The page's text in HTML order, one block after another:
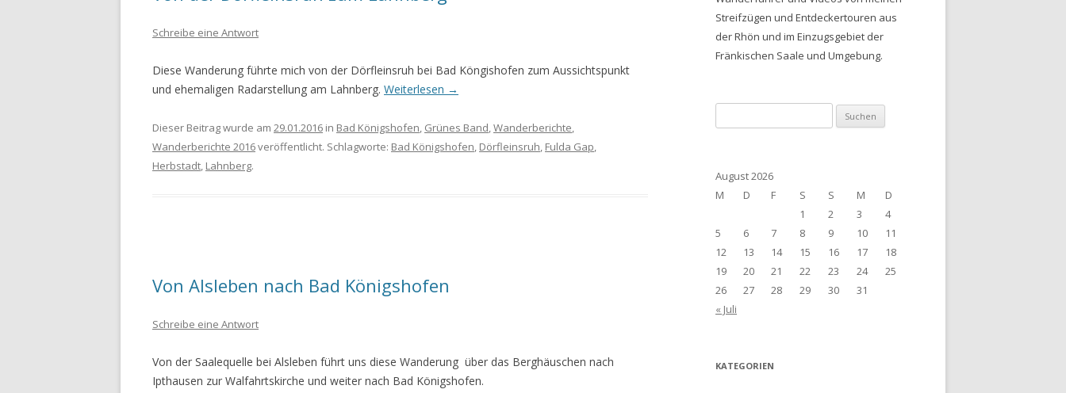
KREUZBERG BIS HAMMELBURG
WANDERURLAUB FÜSSEN 2022
WANDERURLAUB IM OBEREN
MAINTAL
Schreibe eine Antwort
Diese Wanderung führte mich von der Dörfleinsruh bei Bad Köngishofen zum Aussichtspunkt
und ehemaligen Radarstellung am Lahnberg. Weiterlesen →
Dieser Beitrag wurde am 29.01.2016 in Bad Königshofen, Grünes Band,Wanderberichte,
Wanderberichte 2016veröffentlicht. Schlagworte: Bad Königshofen, Dörfleinsruh, Fulda Gap,
Herbstadt, Lahnberg.
Von Alsleben nach Bad Königshofen
Schreibe eine Antwort
Von der Saalequelle bei Alsleben führt uns diese Wanderung über das Berghäuschen nach
Ipthausen zur Walfahrtskirche und weiter nach Bad Königshofen.
Streifzügen und Entdeckertouren aus
der Rhön und im Einzugsgebiet der
Fränkischen Saale und Umgebung.
nach:
August 2026
M
D F S S M
D
1
2 3
4
5
6 7 8 9 10
11
12
13 14 15 16 17
18
19
20 21 22 23 24
25
26
27 28 29 30
31
« Juli
KATEGORIEN